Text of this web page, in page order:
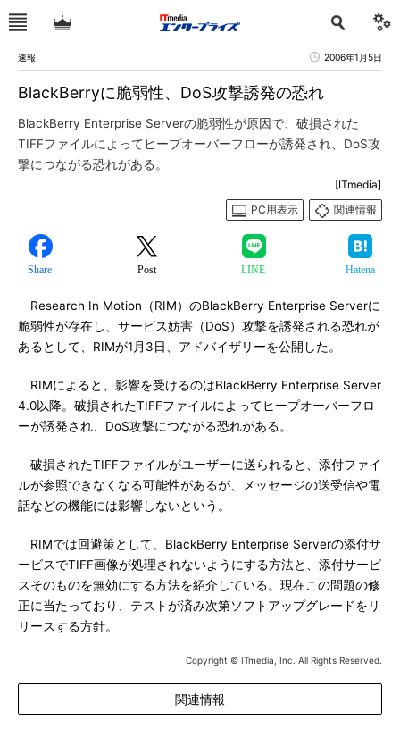
速報 2006年1月5日
BlackBerryに脆弱性、DoS攻撃誘発の恐れ
BlackBerry Enterprise Serverの脆弱性が原因で、破損された
TIFFファイルによってヒープオーバーフローが誘発され、DoS攻
撃につながる恐れがある。
[ITmedia]
PC用表示
関連情報
Share Post LINE Hatena
Research In Motion（RIM）のBlackBerry Enterprise Serverに
脆弱性が存在し、サービス妨害（DoS）攻撃を誘発される恐れが
あるとして、RIMが1月3日、アドバイザリーを公開した。
RIMによると、影響を受けるのはBlackBerry Enterprise Server
4.0以降。破損されたTIFFファイルによってヒープオーバーフロ
ーが誘発され、DoS攻撃につながる恐れがある。
破損されたTIFFファイルがユーザーに送られると、添付ファイ
ルが参照できなくなる可能性があるが、メッセージの送受信や電
話などの機能には影響しないという。
RIMでは回避策として、BlackBerry Enterprise Serverの添付サ
ービスでTIFF画像が処理されないようにする方法と、添付サービ
スそのものを無効にする方法を紹介している。現在この問題の修
正に当たっており、テストが済み次第ソフトアップグレードをリ
リースする方針。
Copyright © ITmedia, Inc. All Rights Reserved.
関連情報